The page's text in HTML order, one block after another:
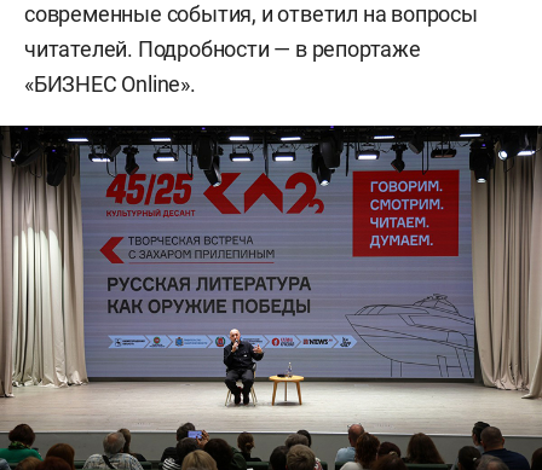
современные события, и ответил на вопросы
читателей. Подробности — в репортаже
«БИЗНЕС Online».